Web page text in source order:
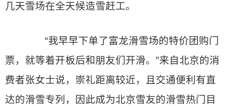
几天雪场在全天候造雪赶工。
“我早早下单了富龙滑雪场的特价团购门
票，就等着开板后和朋友们开滑。”来自北京的消
费者张女士说，崇礼距离较近，且交通便利有直
达的滑雪专列，因此成为北京雪友的滑雪热门目